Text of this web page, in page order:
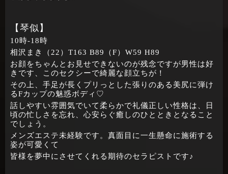
【琴似】
10時‐18時
相沢まき（22）T163 B89（F）W59 H89
お顔をちゃんとお見せできないのが残念ですが男性は好
きです、このセクシーで綺麗な顔立ちが！
その上、手足が長くプリっとした張りのある美尻に弾け
るFカップの魅惑ボディ♡
話しやすい雰囲気でいて柔らかで礼儀正しい性格は、日
頃の忙しさを忘れ、心安らぐ癒しのひとときとなること
でしょう。
メンズエステ未経験です。真面目に一生懸命に施術する
姿が可愛くて
皆様を夢中にさせてくれる期待のセラピストです♪